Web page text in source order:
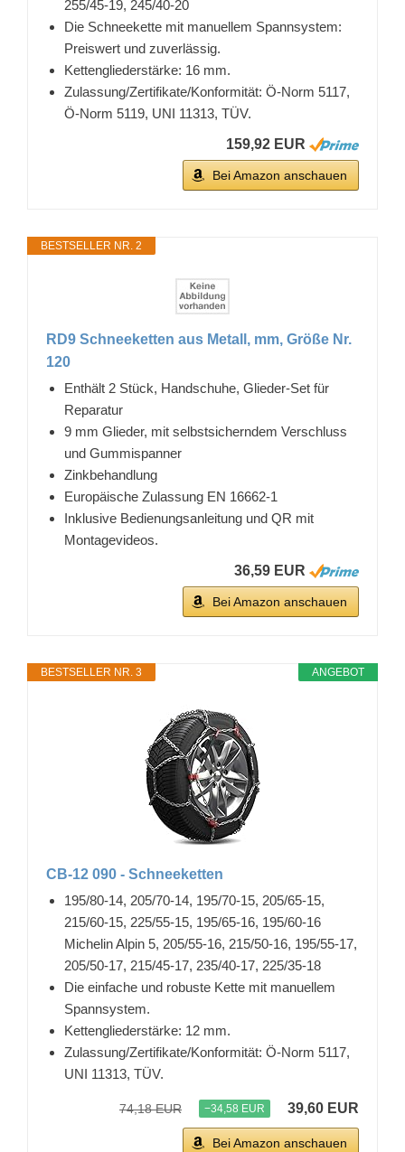
255/45-19, 245/40-20
Die Schneekette mit manuellem Spannsystem:
Preiswert und zuverlässig.
Kettengliederstärke: 16 mm.
Zulassung/Zertifikate/Konformität: Ö-Norm 5117,
Ö-Norm 5119, UNI 11313, TÜV.
159,92 EUR
Bei Amazon anschauen
BESTSELLER NR. 2
RD9 Schneeketten aus Metall, mm, Größe Nr.
120
Enthält 2 Stück, Handschuhe, Glieder-Set für
Reparatur
9 mm Glieder, mit selbstsicherndem Verschluss
und Gummispanner
Zinkbehandlung
Europäische Zulassung EN 16662-1
Inklusive Bedienungsanleitung und QR mit
Montagevideos.
36,59 EUR
Bei Amazon anschauen
ANGEBOT
BESTSELLER NR. 3
CB-12 090 - Schneeketten
195/80-14, 205/70-14, 195/70-15, 205/65-15,
215/60-15, 225/55-15, 195/65-16, 195/60-16
Michelin Alpin 5, 205/55-16, 215/50-16, 195/55-17,
205/50-17, 215/45-17, 235/40-17, 225/35-18
Die einfache und robuste Kette mit manuellem
Spannsystem.
Kettengliederstärke: 12 mm.
Zulassung/Zertifikate/Konformität: Ö-Norm 5117,
UNI 11313, TÜV.
74,18 EUR −34,58 EUR 39,60 EUR
Bei Amazon anschauen